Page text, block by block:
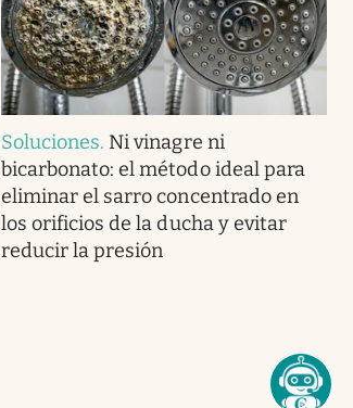
Soluciones. Ni vinagre ni
bicarbonato: el método ideal para
eliminar el sarro concentrado en
los orificios de la ducha y evitar
reducir la presión